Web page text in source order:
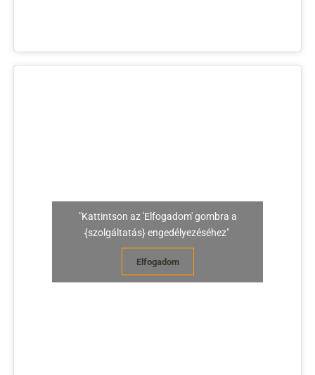
"Kattintson az 'Elfogadom' gombra a
{szolgáltatás} engedélyezéséhez"
Elfogadom